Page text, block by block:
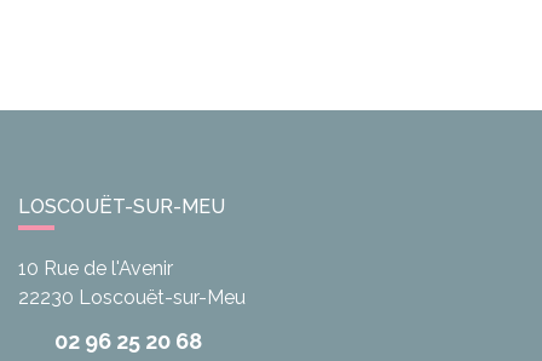
LOSCOUËT-SUR-MEU
10 Rue de l'Avenir
22230 Loscouët-sur-Meu
02 96 25 20 68